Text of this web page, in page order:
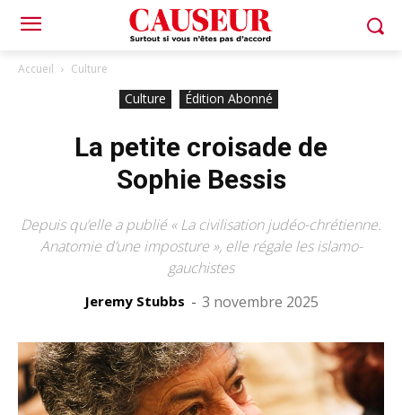
Accueil Culture
Culture Édition Abonné
La petite croisade de
Sophie Bessis
Depuis qu’elle a publié « La civilisation judéo-chrétienne.
Anatomie d’une imposture », elle régale les islamo-
gauchistes
Jeremy Stubbs - 3 novembre 2025